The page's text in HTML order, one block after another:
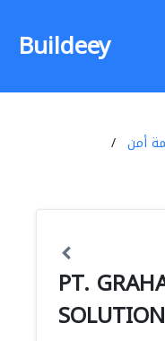
Buildeey
أمن
PT.